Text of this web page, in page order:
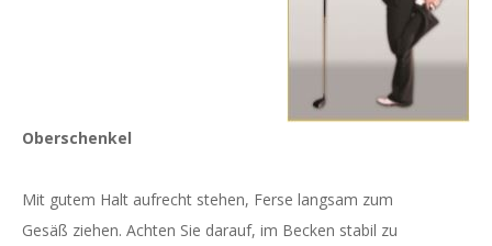
Oberschenkel
Mit gutem Halt aufrecht stehen, Ferse langsam zum
Gesäß ziehen. Achten Sie darauf, im Becken stabil zu